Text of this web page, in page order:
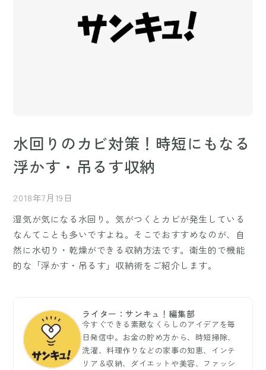
水回りのカビ対策！時短にもなる
浮かす・吊るす収納
2018年7月19日
湿気が気になる水回り。気がつくとカビが発生している
なんてことも多いですよね。そこでおすすめなのが、自
然に水切り・乾燥ができる収納方法です。衛生的で機能
的な「浮かす・吊るす」収納術をご紹介します。
ライター：サンキュ！編集部
今すぐできる素敵なくらしのアイデアを毎
日発信中。お金の貯め方から、時短掃除、
洗濯、料理作りなどの家事の知恵、インテ
リア＆収納、ダイエットや美容、ファッシ